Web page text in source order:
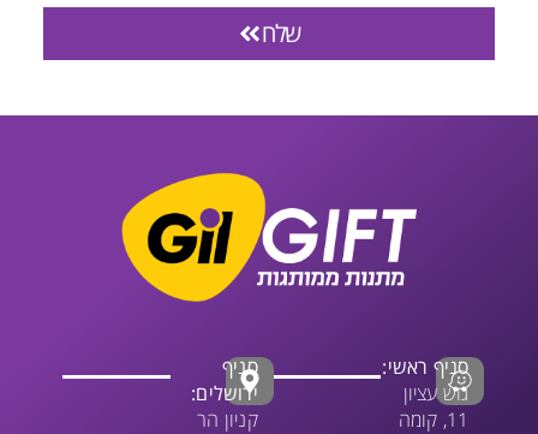
סניף ראשי:
גוש עציון
11, קומה
ירושלים: